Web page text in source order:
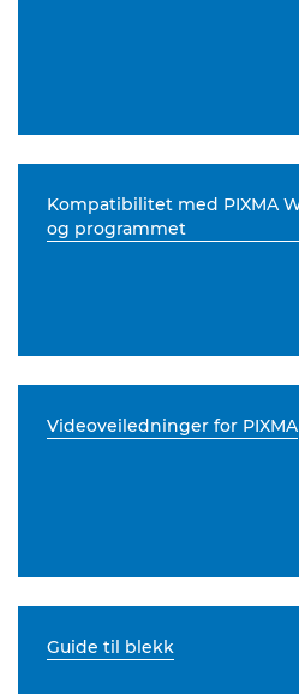
Kompatibilitet med PIXMA
og programmet
Videoveiledninger for PIXMA
Guide til blekk